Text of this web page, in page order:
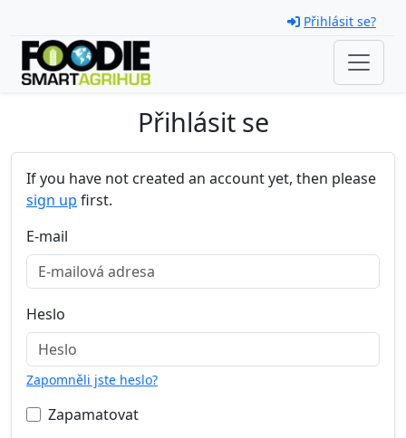
Přihlásit se?
Přihlásit se
If you have not created an account yet, then please
sign up first.
E-mail
Heslo
Zapomněli jste heslo?
Zapamatovat